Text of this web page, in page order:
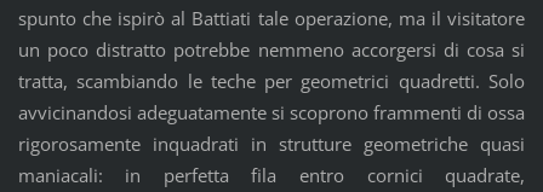
spunto che ispirò al Battiati tale operazione, ma il visitatore
un poco distratto potrebbe nemmeno accorgersi di cosa si
tratta, scambiando le teche per geometrici quadretti. Solo
avvicinandosi adeguatamente si scoprono frammenti di ossa
rigorosamente inquadrati in strutture geometriche quasi
maniacali: in perfetta fila entro cornici quadrate,